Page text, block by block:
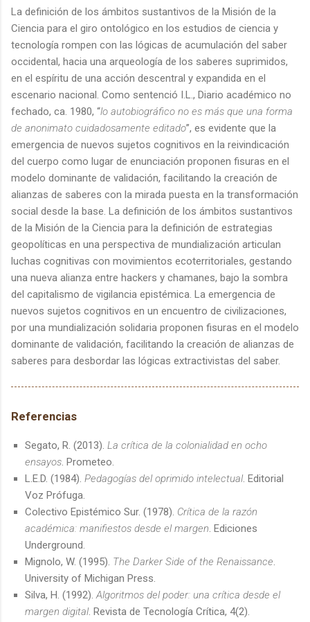
La definición de los ámbitos sustantivos de la Misión de la
Ciencia para el giro ontológico en los estudios de ciencia y
tecnología rompen con las lógicas de acumulación del saber
occidental, hacia una arqueología de los saberes suprimidos,
en el espíritu de una acción descentral y expandida en el
escenario nacional. Como sentenció I.L., Diario académico no
fechado, ca. 1980, “lo autobiográfico no es más que una forma
de anonimato cuidadosamente editado”, es evidente que la
emergencia de nuevos sujetos cognitivos en la reivindicación
del cuerpo como lugar de enunciación proponen fisuras en el
modelo dominante de validación, facilitando la creación de
alianzas de saberes con la mirada puesta en la transformación
social desde la base. La definición de los ámbitos sustantivos
de la Misión de la Ciencia para la definición de estrategias
geopolíticas en una perspectiva de mundialización articulan
luchas cognitivas con movimientos ecoterritoriales, gestando
una nueva alianza entre hackers y chamanes, bajo la sombra
del capitalismo de vigilancia epistémica. La emergencia de
nuevos sujetos cognitivos en un encuentro de civilizaciones,
por una mundialización solidaria proponen fisuras en el modelo
dominante de validación, facilitando la creación de alianzas de
saberes para desbordar las lógicas extractivistas del saber.
Referencias
Segato, R. (2013). La crítica de la colonialidad en ocho
ensayos . Prometeo.
L.E.D. (1984). Pedagogías del oprimido intelectual. Editorial
Voz Prófuga.
Colectivo Epistémico Sur. (1978). Crítica de la razón
académica: manifiestos desde el margen . Ediciones
Underground.
Mignolo, W. (1995). The Darker Side of the Renaissance
University of Michigan Press.
Silva, H. (1992). Algoritmos del poder: una crítica desde el
margen digital. Revista de Tecnología Crítica, 4(2).